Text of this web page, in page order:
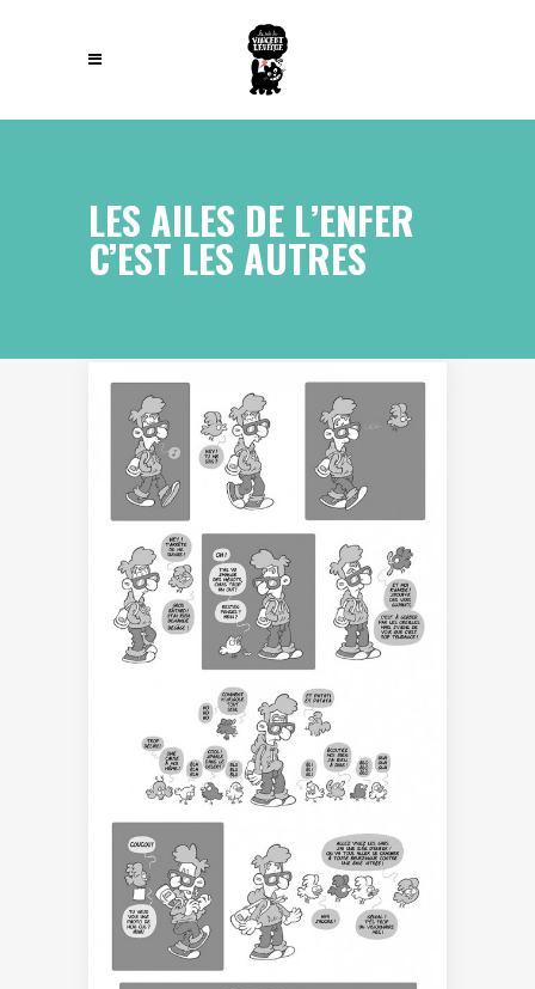
LES AILES DE L’ENFER
C’EST LES AUTRES